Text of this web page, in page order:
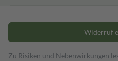
Widerruf
Zu Risiken und Nebenwirkungen